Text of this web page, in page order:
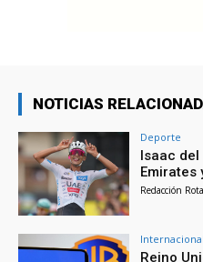
NOTICIAS
Deporte
Isaac
Emirates
Redacción
Internacional
Reino